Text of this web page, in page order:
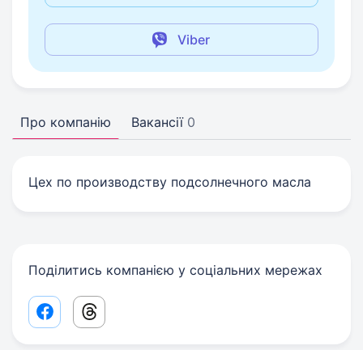
Viber
Про компанію Вакансії 0
Цех по производству подсолнечного масла
Поділитись компанією у соціальних мережах
Facebook share link
Threads share link